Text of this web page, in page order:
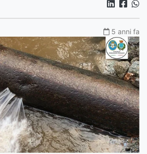
5 anni fa